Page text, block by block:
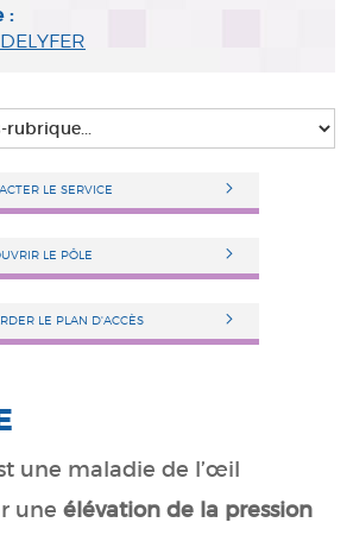
:
LE SERVICE
LE PÔLE
LE PLAN D'ACCÈS
une maladie de l’œil
une élévation de la pression